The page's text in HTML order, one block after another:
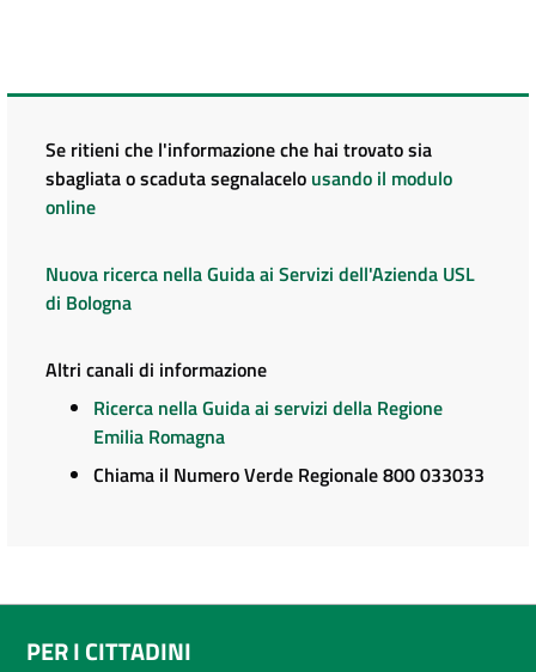
Se ritieni che l'informazione che hai trovato sia
sbagliata o scaduta segnalacelo usando il modulo
online
Nuova ricerca nella Guida ai Servizi dell'Azienda USL
di Bologna
Altri canali di informazione
Ricerca nella Guida ai servizi della Regione
Emilia Romagna
Chiama il Numero Verde Regionale 800 033033
PER I CITTADINI